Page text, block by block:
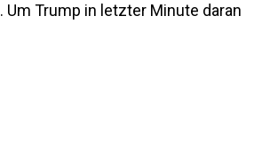
Um Trump in letzter Minute daran